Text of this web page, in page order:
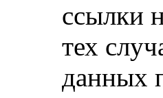
ссылки
тех
данных